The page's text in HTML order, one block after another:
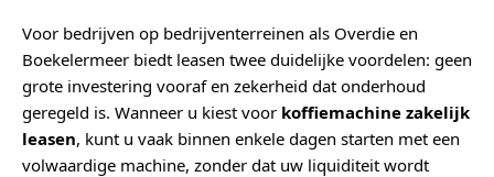
Voor bedrijven op bedrijventerreinen als Overdie en
Boekelermeer biedt leasen twee duidelijke voordelen: geen
grote investering vooraf en zekerheid dat onderhoud
geregeld is. Wanneer u kiest voor koffiemachine zakelijk
leasen, kunt u vaak binnen enkele dagen starten met een
volwaardige machine, zonder dat uw liquiditeit wordt